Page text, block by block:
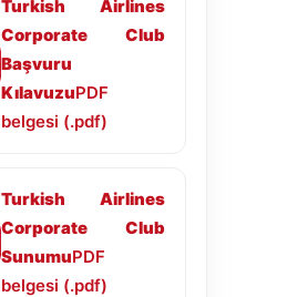
Turkish Airlines
Corporate Club
Başvuru
KılavuzuPDF
belgesi (.pdf)
Turkish Airlines
Corporate Club
SunumuPDF
belgesi (.pdf)